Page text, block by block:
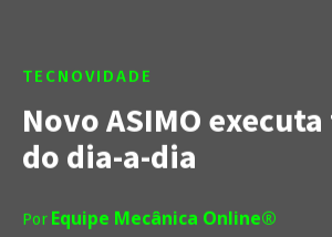
TECNOVIDADE
Novo ASIMO
do dia-a-dia
Por Equipe Mecânica Online®